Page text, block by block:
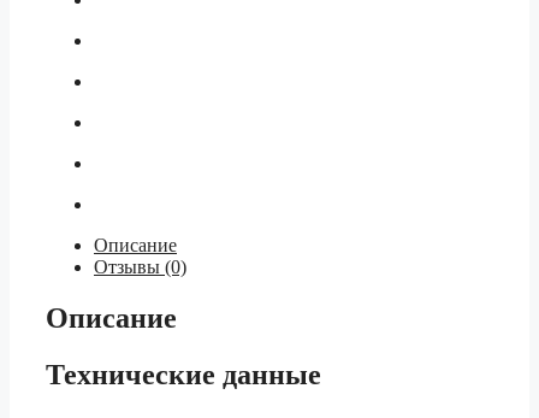
Описание
Отзывы (0)
Описание
Технические данные